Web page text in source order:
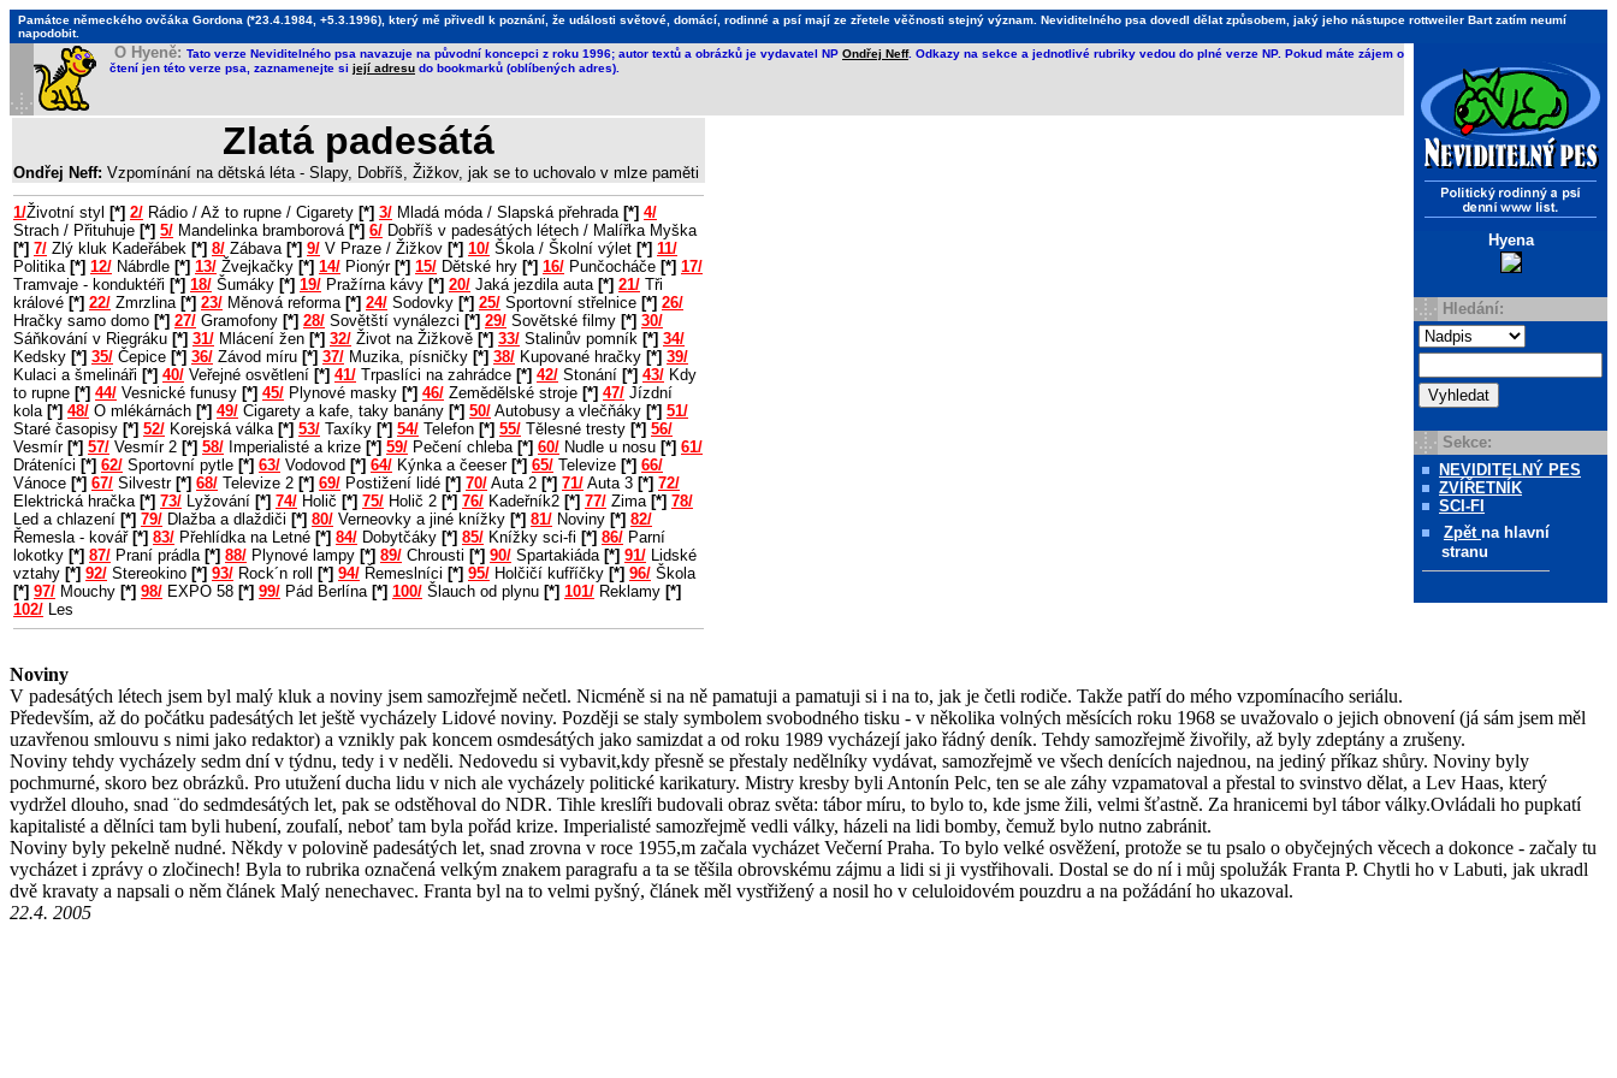
Památce německého ovčáka Gordona (*23.4.1984, +5.3.1996), který mě přivedl k poznání, že události světové, domácí, rodinné a psí mají ze zřetele věčnosti stejný význam. Neviditelného psa dovedl dělat způsobem, jaký jeho nástupce rottweiler Bart zatím neumí
napodobit.
Hyena
Hledání:
Sekce:
NEVIDITELNÝ PES
ZVÍŘETNÍK
SCI-FI
Zpět na hlavní
stranu
O Hyeně: Tato verze Neviditelného psa navazuje na původní koncepci z roku 1996; autor textů a obrázků je vydavatel NP Ondřej Neff. Odkazy na sekce a jednotlivé rubriky vedou do plné verze NP. Pokud máte zájem o
čtení jen této verze psa, zaznamenejte si její adresu do bookmarků (oblíbených adres).
Zlatá padesátá
Ondřej Neff: Vzpomínání na dětská léta - Slapy, Dobříš, Žižkov, jak se to uchovalo v mlze paměti
1/Životní styl [*] 2/ Rádio / Až to rupne / Cigarety [*] 3/ Mladá móda / Slapská přehrada [*] 4/
Strach / Přituhuje [*] 5/ Mandelinka bramborová [*] 6/ Dobříš v padesátých létech / Malířka Myška
[*] 7/ Zlý kluk Kadeřábek [*] 8/ Zábava [*] 9/ V Praze / Žižkov [*] 10/ Škola / Školní výlet [*] 11/
Politika [*] 12/ Nábrdle [*] 13/ Žvejkačky [*] 14/ Pionýr [*] 15/ Dětské hry [*] 16/ Punčocháče [*] 17/
Tramvaje - konduktéři [*] 18/ Šumáky [*] 19/ Pražírna kávy [*] 20/ Jaká jezdila auta [*] 21/ Tři
králové [*] 22/ Zmrzlina [*] 23/ Měnová reforma [*] 24/ Sodovky [*] 25/ Sportovní střelnice [*] 26/
Hračky samo domo [*] 27/ Gramofony [*] 28/ Sovětští vynálezci [*] 29/ Sovětské filmy [*] 30/
Sáňkování v Riegráku [*] 31/ Mlácení žen [*] 32/ Život na Žižkově [*] 33/ Stalinův pomník [*] 34/
Kedsky [*] 35/ Čepice [*] 36/ Závod míru [*] 37/ Muzika, písničky [*] 38/ Kupované hračky [*] 39/
Kulaci a šmelináři [*] 40/ Veřejné osvětlení [*] 41/ Trpaslíci na zahrádce [*] 42/ Stonání [*] 43/ Kdy
to rupne [*] 44/ Vesnické funusy [*] 45/ Plynové masky [*] 46/ Zemědělské stroje [*] 47/ Jízdní
kola [*] 48/ O mlékárnách [*] 49/ Cigarety a kafe, taky banány [*] 50/ Autobusy a vlečňáky [*] 51/
Staré časopisy [*] 52/ Korejská válka [*] 53/ Taxíky [*] 54/ Telefon [*] 55/ Tělesné tresty [*] 56/
Vesmír [*] 57/ Vesmír 2 [*] 58/ Imperialisté a krize [*] 59/ Pečení chleba [*] 60/ Nudle u nosu [*] 61/
Dráteníci [*] 62/ Sportovní pytle [*] 63/ Vodovod [*] 64/ Kýnka a čeeser [*] 65/ Televize [*] 66/
Vánoce [*] 67/ Silvestr [*] 68/ Televize 2 [*] 69/ Postižení lidé [*] 70/ Auta 2 [*] 71/ Auta 3 [*] 72/
Elektrická hračka [*] 73/ Lyžování [*] 74/ Holič [*] 75/ Holič 2 [*] 76/ Kadeřník2 [*] 77/ Zima [*] 78/
Led a chlazení [*] 79/ Dlažba a dlaždiči [*] 80/ Verneovky a jiné knížky [*] 81/ Noviny [*] 82/
Řemesla - kovář [*] 83/ Přehlídka na Letné [*] 84/ Dobytčáky [*] 85/ Knížky sci-fi [*] 86/ Parní
lokotky [*] 87/ Praní prádla [*] 88/ Plynové lampy [*] 89/ Chrousti [*] 90/ Spartakiáda [*] 91/ Lidské
vztahy [*] 92/ Stereokino [*] 93/ Rock´n roll [*] 94/ Řemeslníci [*] 95/ Holčičí kufříčky [*] 96/ Škola
[*] 97/ Mouchy [*] 98/ EXPO 58 [*] 99/ Pád Berlína [*] 100/ Šlauch od plynu [*] 101/ Reklamy [*]
102/ Les
Noviny
V padesátých létech jsem byl malý kluk a noviny jsem samozřejmě nečetl. Nicméně si na ně pamatuji a pamatuji si i na to, jak je četli rodiče. Takže patří do mého vzpomínacího seriálu.
Především, až do počátku padesátých let ještě vycházely Lidové noviny. Později se staly symbolem svobodného tisku - v několika volných měsících roku 1968 se uvažovalo o jejich obnovení (já sám jsem měl
uzavřenou smlouvu s nimi jako redaktor) a vznikly pak koncem osmdesátých jako samizdat a od roku 1989 vycházejí jako řádný deník. Tehdy samozřejmě živořily, až byly zdeptány a zrušeny.
Noviny tehdy vycházely sedm dní v týdnu, tedy i v neděli. Nedovedu si vybavit,kdy přesně se přestaly nedělníky vydávat, samozřejmě ve všech denících najednou, na jediný příkaz shůry. Noviny byly
pochmurné, skoro bez obrázků. Pro utužení ducha lidu v nich ale vycházely politické karikatury. Mistry kresby byli Antonín Pelc, ten se ale záhy vzpamatoval a přestal to svinstvo dělat, a Lev Haas, který
vydržel dlouho, snad ¨do sedmdesátých let, pak se odstěhoval do NDR. Tihle kreslíři budovali obraz světa: tábor míru, to bylo to, kde jsme žili, velmi šťastně. Za hranicemi byl tábor války.Ovládali ho pupkatí
kapitalisté a dělníci tam byli hubení, zoufalí, neboť tam byla pořád krize. Imperialisté samozřejmě vedli války, házeli na lidi bomby, čemuž bylo nutno zabránit.
Noviny byly pekelně nudné. Někdy v polovině padesátých let, snad zrovna v roce 1955,m začala vycházet Večerní Praha. To bylo velké osvěžení, protože se tu psalo o obyčejných věcech a dokonce - začaly tu
vycházet i zprávy o zločinech! Byla to rubrika označená velkým znakem paragrafu a ta se těšila obrovskému zájmu a lidi si ji vystřihovali. Dostal se do ní i můj spolužák Franta P. Chytli ho v Labuti, jak ukradl
dvě kravaty a napsali o něm článek Malý nenechavec. Franta byl na to velmi pyšný, článek měl vystřižený a nosil ho v celuloidovém pouzdru a na požádání ho ukazoval.
22.4. 2005